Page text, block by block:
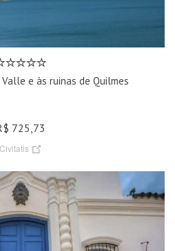
e às ruinas de Quilmes
725,73
Civitatis